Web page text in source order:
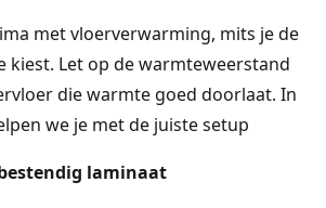
met vloerverwarming, mits je de
kiest. Let op de warmteweerstand
die warmte goed doorlaat. In
we je met de juiste setup
laminaat